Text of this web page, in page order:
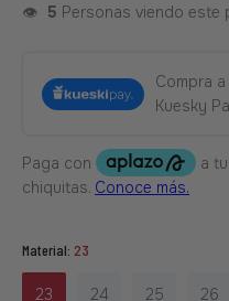
👁️ 5 Personas viendo este
Compra a
Kuesky
Material: 23
23 24 25 26